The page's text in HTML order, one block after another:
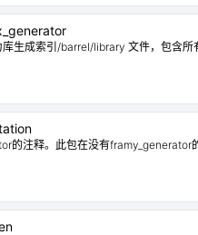
库生成索引/barrel/library 文件，包含所
的注释。此包在没有framy_generator